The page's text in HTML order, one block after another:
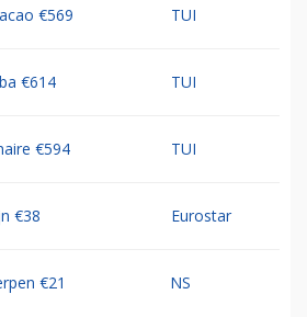
€569 TUI
€614 TUI
€594 TUI
€38 Eurostar
€21 NS